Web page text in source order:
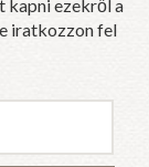
kapni ezekről a
iratkozzon fel